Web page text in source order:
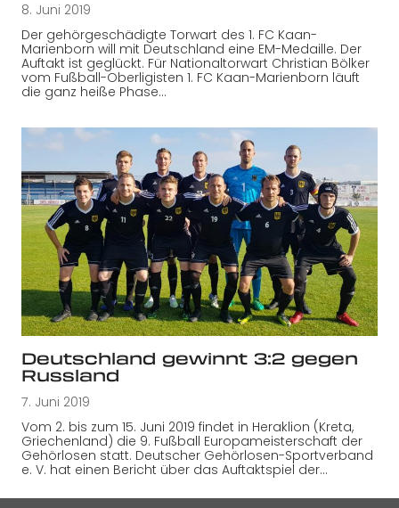
8. Juni 2019
Der gehörgeschädigte Torwart des 1. FC Kaan-
Marienborn will mit Deutschland eine EM-Medaille. Der
Auftakt ist geglückt. Für Nationaltorwart Christian Bölker
vom Fußball-Oberligisten 1. FC Kaan-Marienborn läuft
die ganz heiße Phase…
Deutschland gewinnt 3:2 gegen
Russland
7. Juni 2019
Vom 2. bis zum 15. Juni 2019 findet in Heraklion (Kreta,
Griechenland) die 9. Fußball Europameisterschaft der
Gehörlosen statt. Deutscher Gehörlosen-Sportverband
e. V. hat einen Bericht über das Auftaktspiel der…